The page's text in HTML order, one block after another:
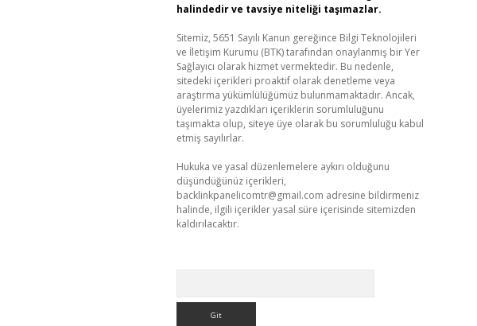
halindedir ve tavsiye niteliği taşımazlar.
Sitemiz, 5651 Sayılı Kanun gereğince Bilgi Teknolojileri
ve İletişim Kurumu (BTK) tarafından onaylanmış bir Yer
Sağlayıcı olarak hizmet vermektedir. Bu nedenle,
sitedeki içerikleri proaktif olarak denetleme veya
araştırma yükümlülüğümüz bulunmamaktadır. Ancak,
üyelerimiz yazdıkları içeriklerin sorumluluğunu
taşımakta olup, siteye üye olarak bu sorumluluğu kabul
etmiş sayılırlar.
Hukuka ve yasal düzenlemelere aykırı olduğunu
düşündüğünüz içerikleri,
backlinkpanelicomtr@gmail.com adresine bildirmeniz
halinde, ilgili içerikler yasal süre içerisinde sitemizden
kaldırılacaktır.